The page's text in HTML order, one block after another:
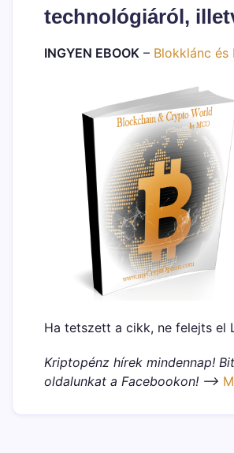
technológiáról,
INGYEN EBOOK – Blokklánc és
Ha tetszett a cikk, ne felejts el
Kriptopénz hírek mindennap!
oldalunkat a Facebookon! –>